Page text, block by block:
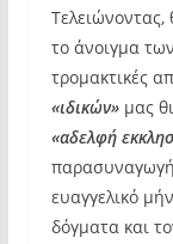
το άνοιγμα
τρομακτικές
«ιδικών»μας
«αδελφή
ευαγγελικό
δόγματα και